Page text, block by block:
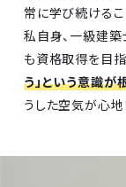
常に学び続けるこ
私自身、一級建
も資格取得を目指
う」という意識が
うした空気が心地